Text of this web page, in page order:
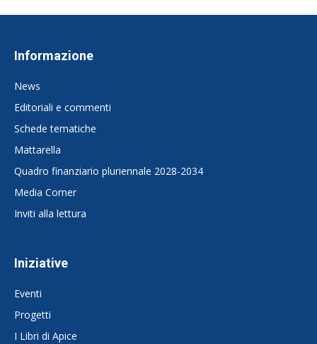
Informazione
News
Editoriali e commenti
Schede tematiche
Mattarella
Quadro finanziario pluriennale 2028-2034
Media Corner
Inviti alla lettura
Iniziative
Eventi
Progetti
I Libri di Apice